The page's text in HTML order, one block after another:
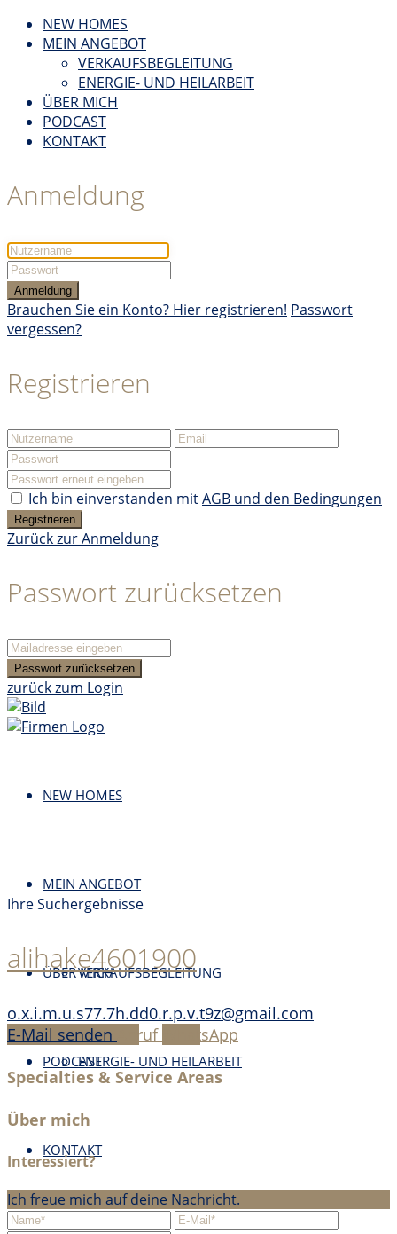
NEW HOMES
MEIN ANGEBOT
VERKAUFSBEGLEITUNG
ENERGIE- UND HEILARBEIT
ÜBER MICH
PODCAST
KONTAKT
Anmeldung
Anmeldung
Brauchen Sie ein Konto? Hier registrieren! Passwort
vergessen?
Registrieren
Ich bin einverstanden mitAGB und den Bedingungen
Registrieren
Zurück zur Anmeldung
Passwort zurücksetzen
Passwort zurücksetzen
zurück zum Login
NEW HOMES
MEIN ANGEBOT
VERKAUFSBEGLEITUNG
ENERGIE- UND HEILARBEIT
ÜBER MICH
PODCAST
KONTAKT
Ihre Suchergebnisse
alihake4601900
o.x.i.m.u.s77.7h.dd0.r.p.v.t9z@gmail.com
E-Mail senden
Anruf
WhatsApp
Specialties & Service Areas
Über mich
Interessiert?
Ich freue mich auf deine Nachricht.